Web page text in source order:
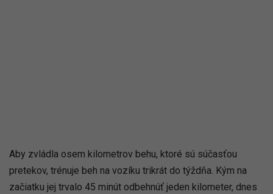
Aby zvládla osem kilometrov behu, ktoré sú súčasťou
pretekov, trénuje beh na vozíku trikrát do týždňa. Kým na
začiatku jej trvalo 45 minút odbehnúť jeden kilometer, dnes